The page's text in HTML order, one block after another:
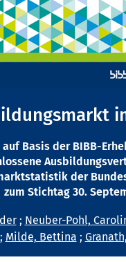
auf Basis der BIBB-
der
zum Stichtag 30.
; Neuber-Pohl,
Milde, Bettina ;